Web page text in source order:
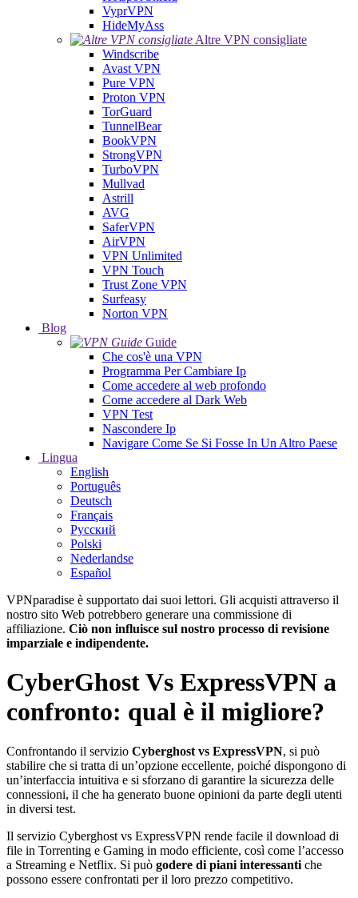
VyprVPN
HideMyAss
Altre VPN consigliate
Windscribe
Avast VPN
Pure VPN
Proton VPN
TorGuard
TunnelBear
BookVPN
StrongVPN
TurboVPN
Mullvad
Astrill
AVG
SaferVPN
AirVPN
VPN Unlimited
VPN Touch
Trust Zone VPN
Surfeasy
Norton VPN
Blog
Guide
Che cos'è una VPN
Programma Per Cambiare Ip
Come accedere al web profondo
Come accedere al Dark Web
VPN Test
Nascondere Ip
Navigare Come Se Si Fosse In Un Altro Paese
Lingua
English
Português
Deutsch
Français
Русский
Polski
Nederlandse
Español
VPNparadise è supportato dai suoi lettori. Gli acquisti attraverso il
nostro sito Web potrebbero generare una commissione di
affiliazione. Ciò non influisce sul nostro processo di revisione
imparziale e indipendente.
CyberGhost Vs ExpressVPN a
confronto: qual è il migliore?
Confrontando il servizio Cyberghost vs ExpressVPN, si può
stabilire che si tratta di un’opzione eccellente, poiché dispongono di
un’interfaccia intuitiva e si sforzano di garantire la sicurezza delle
connessioni, il che ha generato buone opinioni da parte degli utenti
in diversi test.
Il servizio Cyberghost vs ExpressVPN rende facile il download di
file in Torrenting e Gaming in modo efficiente, così come l’accesso
a Streaming e Netflix. Si può godere di piani interessanti che
possono essere confrontati per il loro prezzo competitivo.